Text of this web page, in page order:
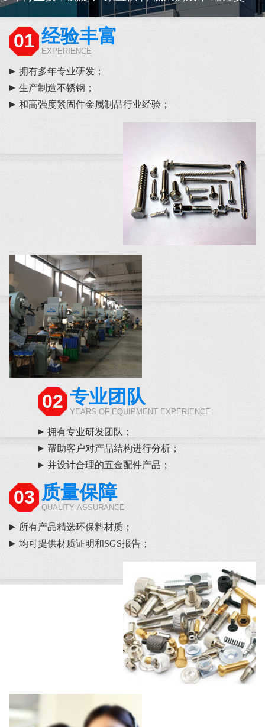
01 经验丰富
EXPERIENCE
拥有多年专业研发；
生产制造不锈钢；
和高强度紧固件金属制品行业经验；
02 专业团队
YEARS OF EQUIPMENT EXPERIENCE
拥有专业研发团队；
帮助客户对产品结构进行分析；
并设计合理的五金配件产品；
03 质量保障
QUALITY ASSURANCE
所有产品精选环保料材质；
均可提供材质证明和SGS报告；